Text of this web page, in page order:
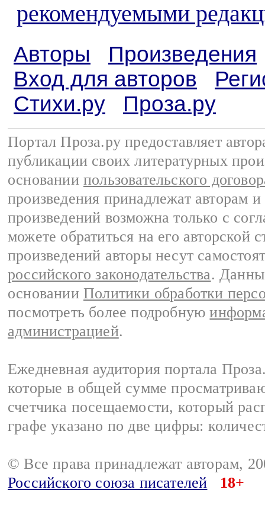
рекомендуемыми
Авторы
Произведения
Вход для авторов
Стихи.ру
Проза.ру
Портал Проза.ру предоставляет
публикации своих литературных
основании пользовательского
произведения принадлежат авторам
произведений возможна только с
можете обратиться на его авторской
произведений авторы несут
российского законодательства.
основании Политики обработки
посмотреть более подробную
администрацией.
Ежедневная аудитория портала
которые в общей сумме
счетчика посещаемости, который
графе указано по две цифры:
© Все права принадлежат авторам,
Российского союза писателей
18+